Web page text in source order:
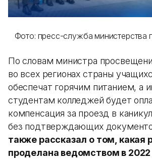
Фото: пресс-служба министерства
По словам министра
во всех регионах страны
обеспечат горячим питанием, а
студентам колледжей будет
компенсация за проезд в
без подтверждающих
также рассказал о том, какая
проделана ведомством в 2022